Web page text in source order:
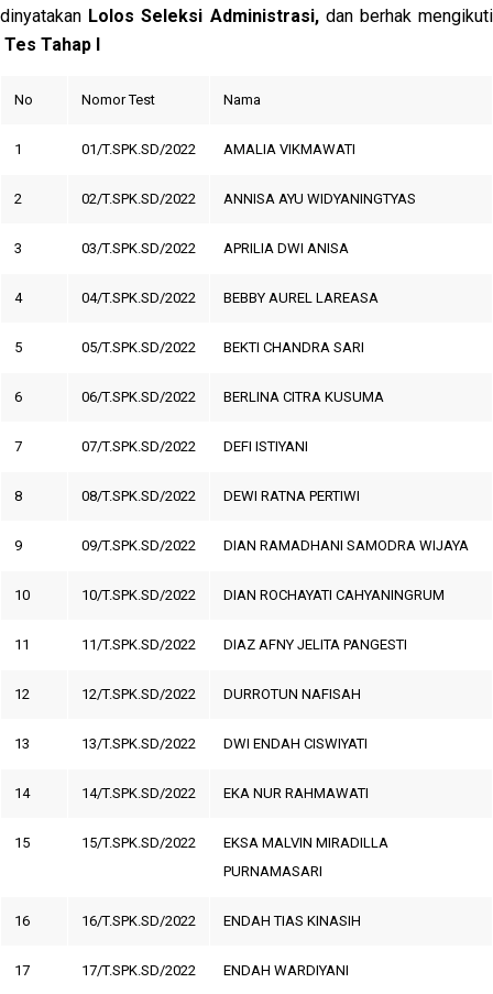
dinyatakan Lolos Seleksi Administrasi,dan berhak mengikuti
Tes Tahap I
No Nomor Test Nama
1 01/T.SPK.SD/2022 AMALIA VIKMAWATI
2 02/T.SPK.SD/2022 ANNISA AYU WIDYANINGTYAS
3 03/T.SPK.SD/2022 APRILIA DWI ANISA
4 04/T.SPK.SD/2022 BEBBY AUREL LAREASA
5 05/T.SPK.SD/2022 BEKTI CHANDRA SARI
6 06/T.SPK.SD/2022 BERLINA CITRA KUSUMA
7 07/T.SPK.SD/2022 DEFI ISTIYANI
8 08/T.SPK.SD/2022 DEWI RATNA PERTIWI
9 09/T.SPK.SD/2022 DIAN RAMADHANI SAMODRA WIJAYA
10 10/T.SPK.SD/2022 DIAN ROCHAYATI CAHYANINGRUM
11 11/T.SPK.SD/2022 DIAZ AFNY JELITA PANGESTI
12 12/T.SPK.SD/2022 DURROTUN NAFISAH
13 13/T.SPK.SD/2022 DWI ENDAH CISWIYATI
14 14/T.SPK.SD/2022 EKA NUR RAHMAWATI
15 15/T.SPK.SD/2022
EKSA MALVIN MIRADILLA
PURNAMASARI
16 16/T.SPK.SD/2022 ENDAH TIAS KINASIH
17 17/T.SPK.SD/2022 ENDAH WARDIYANI